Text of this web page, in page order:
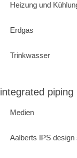
Heizung und
Erdgas
Trinkwasser
integrated piping
Medien
Aalberts IPS design